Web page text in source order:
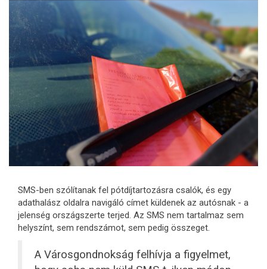
SMS-ben szólítanak fel pótdíjtartozásra csalók, és egy
adathalász oldalra navigáló címet küldenek az autósnak - a
jelenség országszerte terjed. Az SMS nem tartalmaz sem
helyszínt, sem rendszámot, sem pedig összeget.
A Városgondnokság felhívja a figyelmet,